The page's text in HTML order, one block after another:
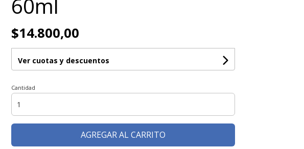
60ml
$14.800,00
Ver cuotas y descuentos
Cantidad
AGREGAR AL CARRITO